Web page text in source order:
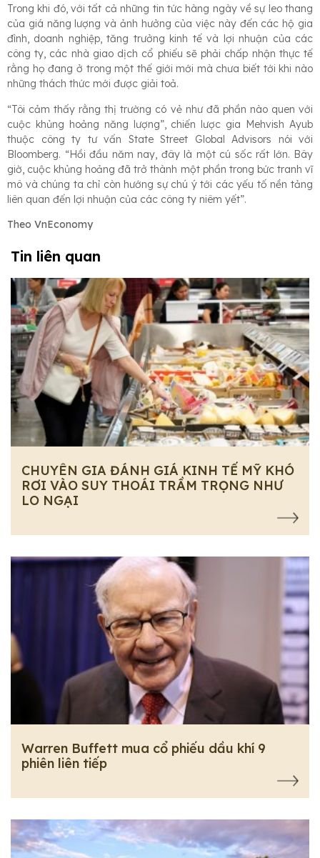
Trong khi đó, với tất cả những tin tức hàng ngày về sự leo thang
của giá năng lượng và ảnh hưởng của việc này đến các hộ gia
đình, doanh nghiệp, tăng trưởng kinh tế và lợi nhuận của các
công ty, các nhà giao dịch cổ phiếu sẽ phải chấp nhận thực tế
rằng họ đang ở trong một thế giới mới mà chưa biết tới khi nào
những thách thức mới được giải toả.
“Tôi cảm thấy rằng thị trường có vẻ như đã phần nào quen với
cuộc khủng hoảng năng lượng”, chiến lược gia Mehvish Ayub
thuộc công ty tư vấn State Street Global Advisors nói với
Bloomberg. “Hồi đầu năm nay, đây là một cú sốc rất lớn. Bây
giờ, cuộc khủng hoảng đã trở thành một phần trong bức tranh vĩ
mô và chúng ta chỉ còn hướng sự chú ý tới các yếu tố nền tảng
liên quan đến lợi nhuận của các công ty niêm yết”.
Theo VnEconomy
Tin liên quan
CHUYÊN GIA ĐÁNH GIÁ KINH TẾ MỸ KHÓ
RƠI VÀO SUY THOÁI TRẦM TRỌNG NHƯ
LO NGẠI
Warren Buffett mua cổ phiếu dầu khí 9
phiên liên tiếp